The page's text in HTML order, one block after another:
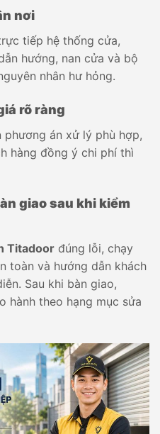
nơi
tiếp hệ thống cửa,
hướng, nan cửa và bộ
nhân hư hỏng.
rõ ràng
án xử lý phù hợp,
hàng đồng ý chi phí thì
giao sau khi kiểm
Titadoor đúng lỗi, chạy
toàn và hướng dẫn khách
Sau khi bàn giao,
hành theo hạng mục sửa